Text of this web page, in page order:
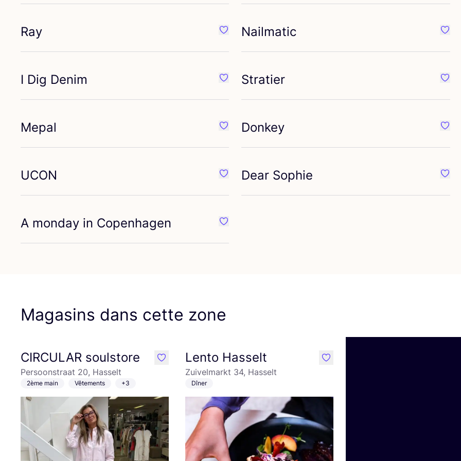
Ray Préféré {nom}
Nailmatic
I Dig Denim Préféré {nom}
Stratier
Mepal Préféré {nom}
Donkey
UCON Préféré {nom}
Dear Sophie
A monday in Copenhagen Préféré {nom}
Magasins dans cette zone
CIRCULAR soulstore
Persoonstraat 20, Hasselt
2ème main Vêtements +3
like Lento Hasselt
Zuivelmarkt 34, Hasselt
Dîner
like